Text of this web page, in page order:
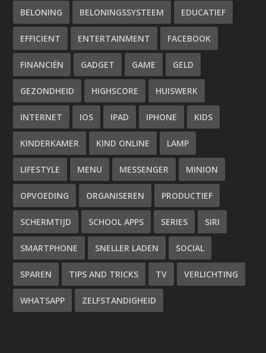
BELONING BELONINGSSYSTEEM EDUCATIEF
EFFICIENT ENTERTAINMENT FACEBOOK
FINANCIËN GADGET GAME GELD
GEZONDHEID HIGHSCORE HUISWERK
INTERNET IOS IPAD IPHONE KIDS
KINDERKAMER KIND ONLINE LAMP
LIFESTYLE MENU MESSENGER MINION
OPVOEDING ORGANISEREN PRODUCTIEF
SCHERMTIJD SCHOOL APPS SERIES SIRI
SMARTPHONE SNELLER LADEN SOCIAL
SPAREN TIPS AND TRICKS TV VERLICHTING
WHATSAPP ZELFSTANDIGHEID